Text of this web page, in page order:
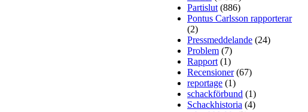
Partislut (886)
Pontus Carlsson rapporterar
(2)
Pressmeddelande (24)
Problem (7)
Rapport (1)
Recensioner(67)
reportage (1)
schackförbund (1)
Schackhistoria (4)